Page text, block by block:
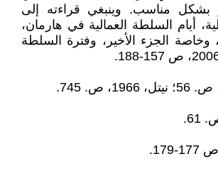
بشكل مناسب. وينبغي قراءته إلى
أيام السلطة العمالية في هارمان،
1982، ص 52-72، وخاصة الجزء الأخير، وفترة السلطة